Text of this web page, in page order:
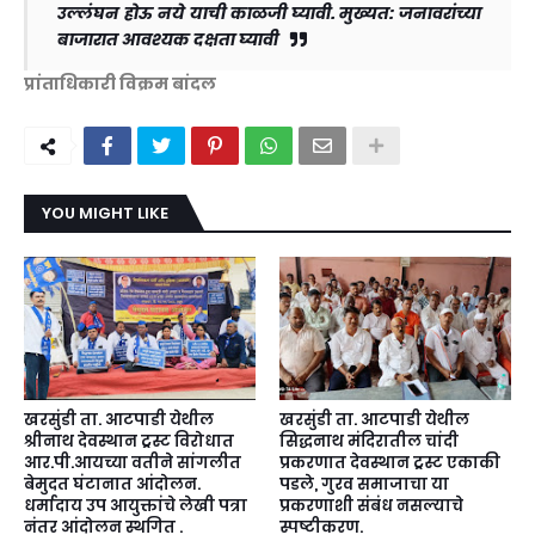
उल्लंघन होऊ नये याची काळजी घ्यावी. मुख्यत: जनावरांच्या
बाजारात आवश्यक दक्षता घ्यावी
प्रांताधिकारी विक्रम बांदल
YOU MIGHT LIKE
खरसुंडी ता. आटपाडी येथील
श्रीनाथ देवस्थान ट्रस्ट विरोधात
आर.पी.आयच्या वतीने सांगलीत
बेमुदत घंटानात आंदोलन.
धर्मादाय उप आयुक्तांचे लेखी पत्रा
नंतर आंदोलन स्थगित .
खरसुंडी ता. आटपाडी येथील
सिद्धनाथ मंदिरातील चांदी
प्रकरणात देवस्थान ट्रस्ट एकाकी
पडले, गुरव समाजाचा या
प्रकरणाशी संबंध नसल्याचे
स्पष्टीकरण.